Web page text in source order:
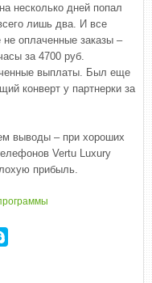
несколько дней попал
лишь два. И все
оплаченные заказы –
за 4700 руб.
выплаты. Был еще
конверт у партнерки за
выводы – при хороших
Vertu Luxury
прибыль.